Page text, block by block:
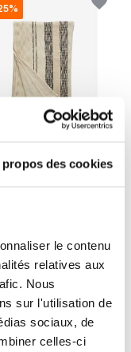
propos des cookies
le contenu
relatives aux
Nous
sur l'utilisation de
sociaux, de
celles-ci
lit Anser 270x270cm